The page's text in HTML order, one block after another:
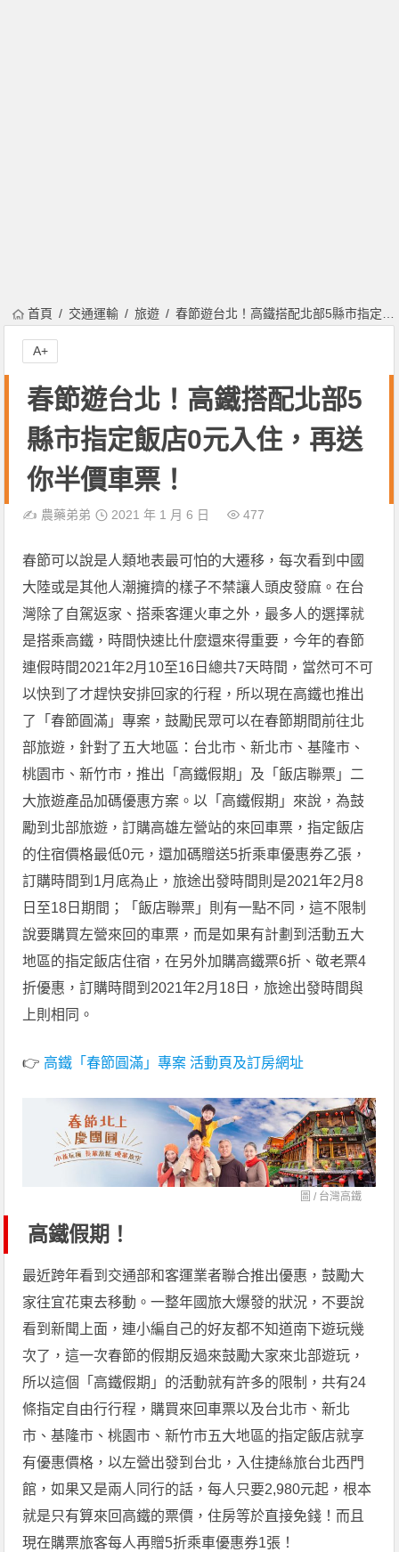
首頁 交通運輸 旅遊 春節遊台北！高鐵搭配北部5縣市指定飯店0元入住，再送你半價車票！
春節遊台北！高鐵搭配北部5
縣市指定飯店0元入住，再送
你半價車票！
✍️ 農藥弟弟 2021 年 1 月 6 日 477
春節可以說是人類地表最可怕的大遷移，每次看到中國
大陸或是其他人潮擁擠的樣子不禁讓人頭皮發麻。在台
灣除了自駕返家、搭乘客運火車之外，最多人的選擇就
是搭乘高鐵，時間快速比什麼還來得重要，今年的春節
連假時間2021年2月10至16日總共7天時間，當然可不可
以快到了才趕快安排回家的行程，所以現在高鐵也推出
了「春節圓滿」專案，鼓勵民眾可以在春節期間前往北
部旅遊，針對了五大地區：台北市、新北市、基隆市、
桃園市、新竹市，推出「高鐵假期」及「飯店聯票」二
大旅遊產品加碼優惠方案。以「高鐵假期」來說，為鼓
勵到北部旅遊，訂購高雄左營站的來回車票，指定飯店
的住宿價格最低0元，還加碼贈送5折乘車優惠券乙張，
訂購時間到1月底為止，旅途出發時間則是2021年2月8
日至18日期間；「飯店聯票」則有一點不同，這不限制
說要購買左營來回的車票，而是如果有計劃到活動五大
地區的指定飯店住宿，在另外加購高鐵票6折、敬老票4
折優惠，訂購時間到2021年2月18日，旅途出發時間與
上則相同。
👉 高鐵「春節圓滿」專案 活動頁及訂房網址
圖 / 台灣高鐵
高鐵假期！
最近跨年看到交通部和客運業者聯合推出優惠，鼓勵大
家往宜花東去移動。一整年國旅大爆發的狀況，不要說
看到新聞上面，連小編自己的好友都不知道南下遊玩幾
次了，這一次春節的假期反過來鼓勵大家來北部遊玩，
所以這個「高鐵假期」的活動就有許多的限制，共有24
條指定自由行行程，購買來回車票以及台北市、新北
市、基隆市、桃園市、新竹市五大地區的指定飯店就享
有優惠價格，以左營出發到台北，入住捷絲旅台北西門
館，如果又是兩人同行的話，每人只要2,980元起，根本
就是只有算來回高鐵的票價，住房等於直接免錢！而且
現在購票旅客每人再贈5折乘車優惠券1張！
A+